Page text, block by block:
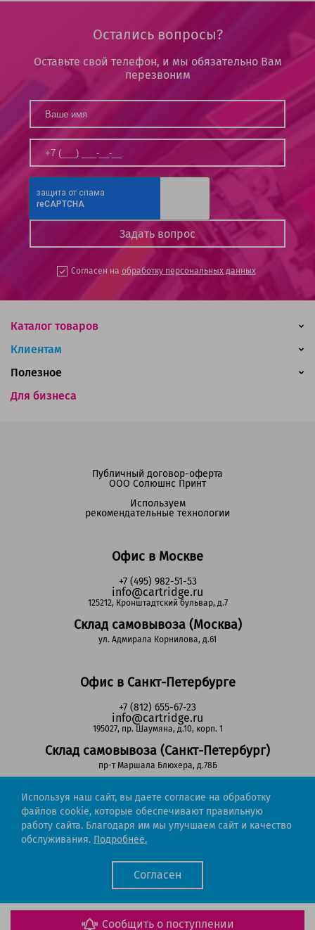
Сообщить о поступлении
Остались вопросы?
Оставьте свой телефон, и мы обязательно Вам
перезвоним
Согласен на обработку персональных данных
Каталог товаров
Клиентам
Для бизнеса
Полезное
Офис в Москве
+7 (495) 982-51-53
info@cartridge.ru
125212, Кронштадтский бульвар, д.7
Склад самовывоза (Москва)
ул. Адмирала Корнилова, д.61
Офис в Санкт-Петербурге
+7 (812) 655-67-23
info@cartridge.ru
195027, пр. Шаумяна, д.10, корп. 1
Склад самовывоза (Санкт-Петербург)
пр-т Маршала Блюхера, д.78Б
Регионы РФ
8-800-302-51-53
(звонок бесплатный)
Публичный договор-оферта
ООО Солюшнс Принт
Используем
рекомендательные технологии
Cartridge.ru 2012-2026. Все права защищены
Используя наш сайт, вы даете согласие на обработку
файлов cookie, которые обеспечивают правильную
работу сайта. Благодаря им мы улучшаем сайт и качество
обслуживания. Подробнее.
Согласен